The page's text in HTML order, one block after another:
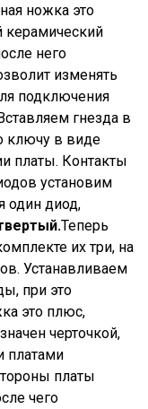
ножка это
керамический
него
изменять
подключения
гнезда в
ключу в виде
платы. Контакты
установим
один диод,
Теперь
их три, на
Устанавливаем
при это
это плюс,
черточкой,
платами
платы
чего